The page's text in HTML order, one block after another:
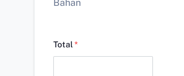
Bahan
Total *